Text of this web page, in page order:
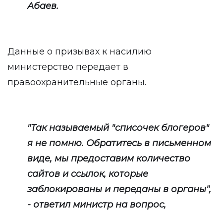
Абаев.
Данные о призывах к насилию
министерство передает в
правоохранительные органы.
"Так называемый "списочек блогеров"
я не помню. Обратитесь в письменном
виде, мы предоставим количество
сайтов и ссылок, которые
заблокированы и переданы в органы",
- ответил министр на вопрос,